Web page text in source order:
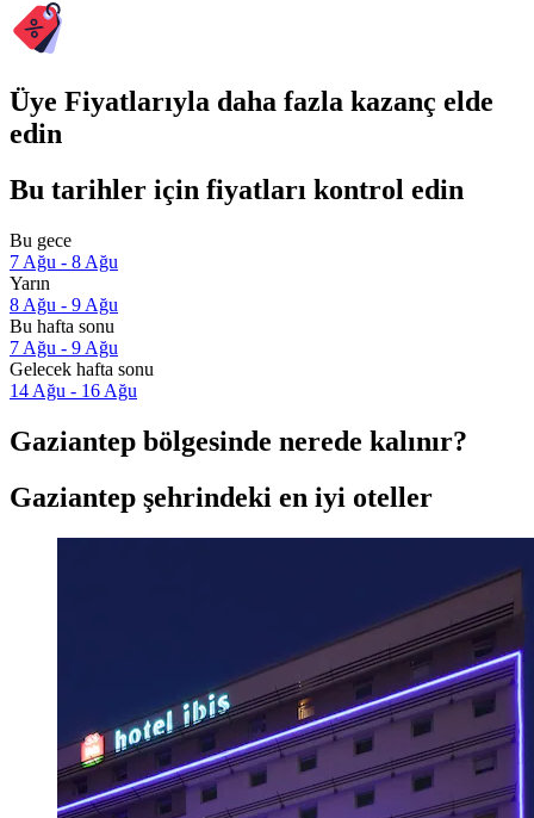
Üye Fiyatlarıyla daha fazla kazanç elde
edin
Bu tarihler için fiyatları kontrol edin
Bu gece
7 Ağu - 8 Ağu
Yarın
8 Ağu - 9 Ağu
Bu hafta sonu
7 Ağu - 9 Ağu
Gelecek hafta sonu
14 Ağu - 16 Ağu
Gaziantep bölgesinde nerede kalınır?
Gaziantep şehrindeki en iyi oteller